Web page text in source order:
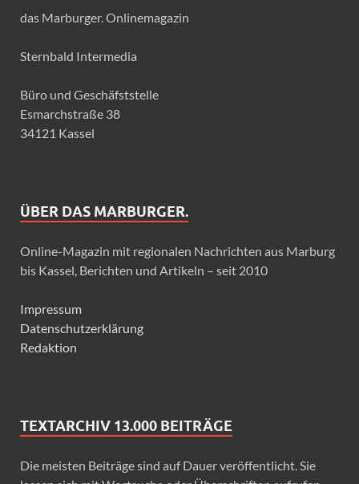
das Marburger. Onlinemagazin
Sternbald Intermedia
Büro und Geschäfststelle
Esmarchstraße 38
34121 Kassel
ÜBER DAS MARBURGER.
Online-Magazin mit regionalen Nachrichten aus Marburg
bis Kassel, Berichten und Artikeln – seit 2010
Impressum
Datenschutzerklärung
Redaktion
TEXTARCHIV 13.000 BEITRÄGE
Die meisten Beiträge sind auf Dauer veröffentlicht. Sie